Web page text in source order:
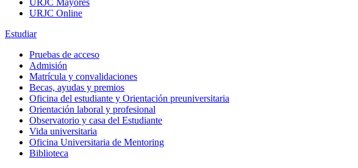
URJC Mayores
URJC Online
Estudiar
Pruebas de acceso
Admisión
Matrícula y convalidaciones
Becas, ayudas y premios
Oficina del estudiante y Orientación preuniversitaria
Orientación laboral y profesional
Observatorio y casa del Estudiante
Vida universitaria
Oficina Universitaria de Mentoring
Biblioteca